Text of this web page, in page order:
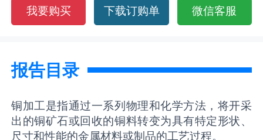
我要购买 下载订购单 微信客服
报告目录
铜加工是指通过一系列物理和化学方法，将开采
出的铜矿石或回收的铜料转变为具有特定形状、
尺寸和性能的金属材料或制品的工艺过程。